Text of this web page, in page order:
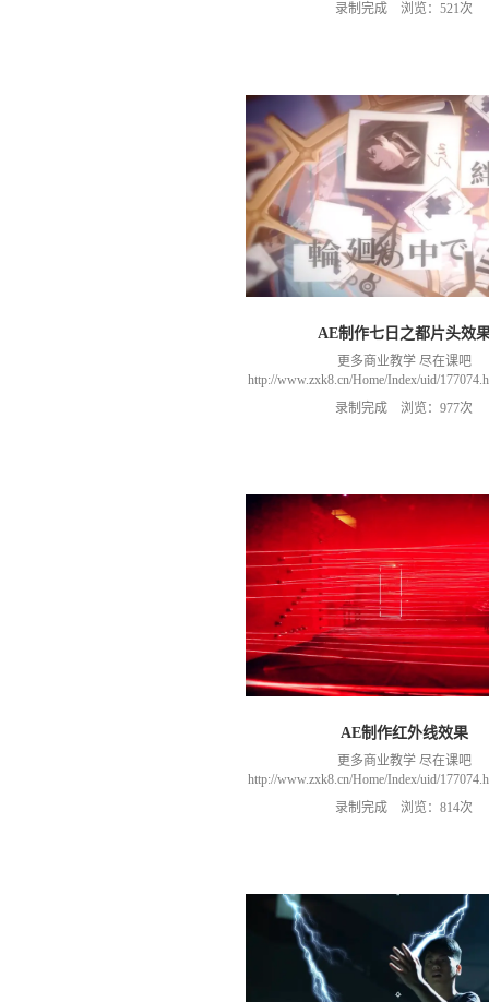
录制完成 浏览：521次
AE制作七日之都片头效
更多商业教学 尽在课吧
http://www.zxk8.cn/Home/Index/uid/
以加群(课程所用素材和插件，均在
466106974 群里干货满满 可以加我们导
录制完成 浏览：977次
AE制作红外线效果
更多商业教学 尽在课吧
http://www.zxk8.cn/Home/Index/uid/
以加群(课程所用素材和插件，均在
466106974 群里干货满满 可以加我们导
录制完成 浏览：814次